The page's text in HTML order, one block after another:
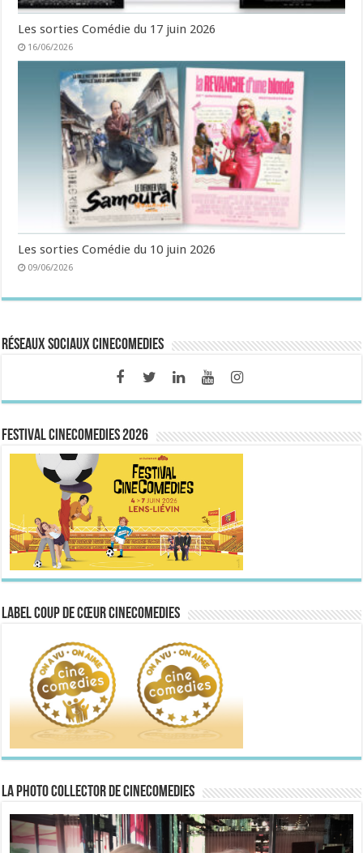
Les sorties Comédie du 17 juin 2026
16/06/2026
Les sorties Comédie du 10 juin 2026
09/06/2026
Réseaux sociaux CineComedies
FESTIVAL CINECOMEDIES 2026
Label Coup de Cœur CineComedies
La Photo collector de CineComedies